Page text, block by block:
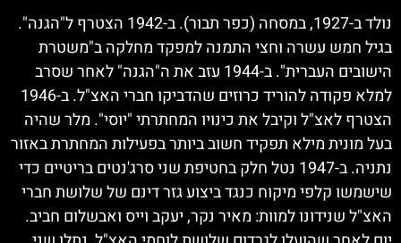
נולד ב-1927, במסחה (כפר תבור). ב-1942 הצטרף ל"הגנה".
בגיל חמש עשרה וחצי התמנה למפקד מחלקה ב"משטרת
הישובים העברית". ב-1944 עזב את ה"הגנה" לאחר שסרב
למלא פקודה להוריד כרוזים שהדביקו חברי האצ"ל. ב-1946
הצטרף לאצ"ל וקיבל את כינויו המחתרתי "יוסי". מלר שהיה
בעל מונית מילא תפקיד חשוב ביותר בפעילות המחתרת באזור
נתניה. ב-1947 נטל חלק בחטיפת שני סרג'נטים בריטיים כדי
שישמשו קלפי מיקוח כנגד ביצוע גזר דינם של שלושת חברי
האצ"ל שנידונו למוות: מאיר נקר, יעקב וייס ואבשלום חביב.